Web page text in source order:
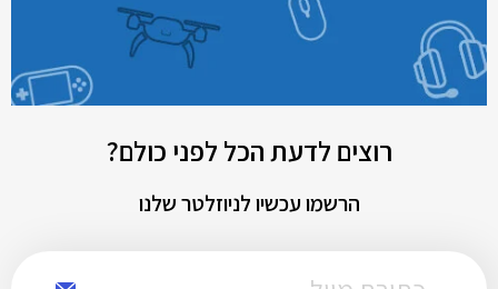
רוצים לדעת הכל לפני כולם?
הרשמו עכשיו לניוזלטר שלנו